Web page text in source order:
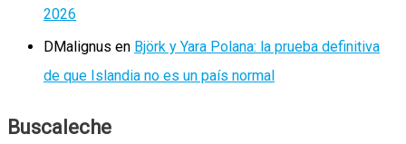
2026
DMalignus en Björk y Yara Polana: la prueba definitiva
de que Islandia no es un país normal
Buscaleche